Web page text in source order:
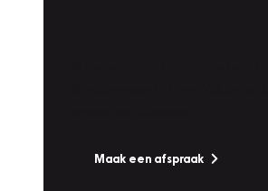
Maak een afspraak